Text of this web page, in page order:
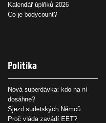
Kalendář úplňků 2026
Co je bodycount?
Politika
Nová superdávka: kdo na ní
dosáhne?
Sjezd sudetských Němců
Proč vláda zavádí EET?